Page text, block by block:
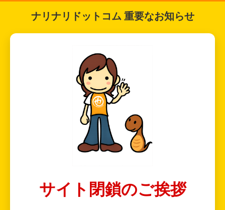
ナリナリドットコム 重要なお知らせ
サイト閉鎖のご挨拶